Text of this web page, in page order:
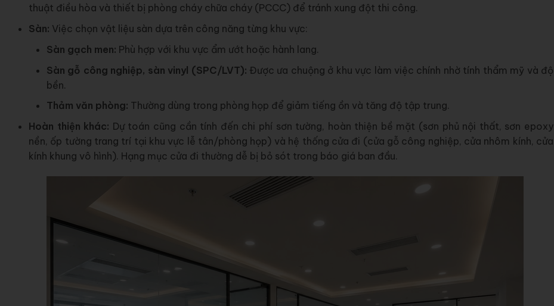
thuật điều hòa và thiết bị phòng cháy chữa cháy (PCCC) để tránh xung đột thi công.
Sàn: Việc chọn vật liệu sàn dựa trên công năng từng khu vực:
Sàn gạch men: Phù hợp với khu vực ẩm ướt hoặc hành lang.
Sàn gỗ công nghiệp, sàn vinyl (SPC/LVT): Được ưa chuộng ở khu vực làm việc chính nhờ tính thẩm mỹ và độ
bền.
Thảm văn phòng: Thường dùng trong phòng họp để giảm tiếng ồn và tăng độ tập trung.
Hoàn thiện khác: Dự toán cũng cần tính đến chi phí sơn tường, hoàn thiện bề mặt (sơn phủ nội thất, sơn epoxy
nền, ốp tường trang trí tại khu vực lễ tân/phòng họp) và hệ thống cửa đi (cửa gỗ công nghiệp, cửa nhôm kính, cửa
kính khung vô hình). Hạng mục cửa đi thường dễ bị bỏ sót trong báo giá ban đầu.